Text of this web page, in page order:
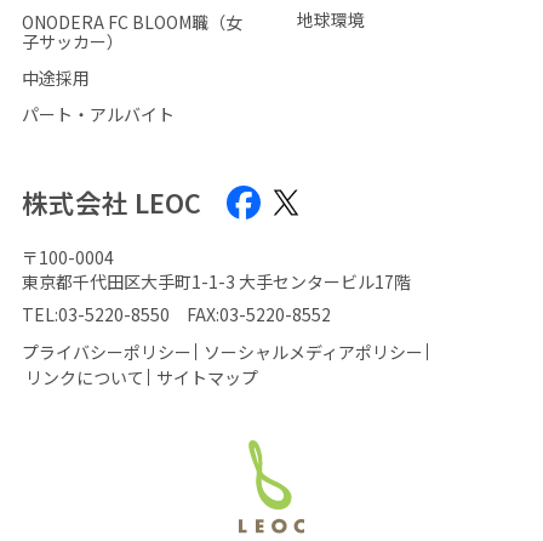
ONODERA FC BLOOM職（女
子サッカー）
中途採用
パート・アルバイト
地球環境
株式会社 LEOC
〒100-0004
東京都千代田区大手町1-1-3 大手センタービル17階
TEL:03-5220-8550 FAX:03-5220-8552
プライバシーポリシー
ソーシャルメディアポリシー
リンクについて
サイトマップ